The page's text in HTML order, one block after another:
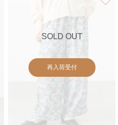
SOLD OUT
再入荷受付